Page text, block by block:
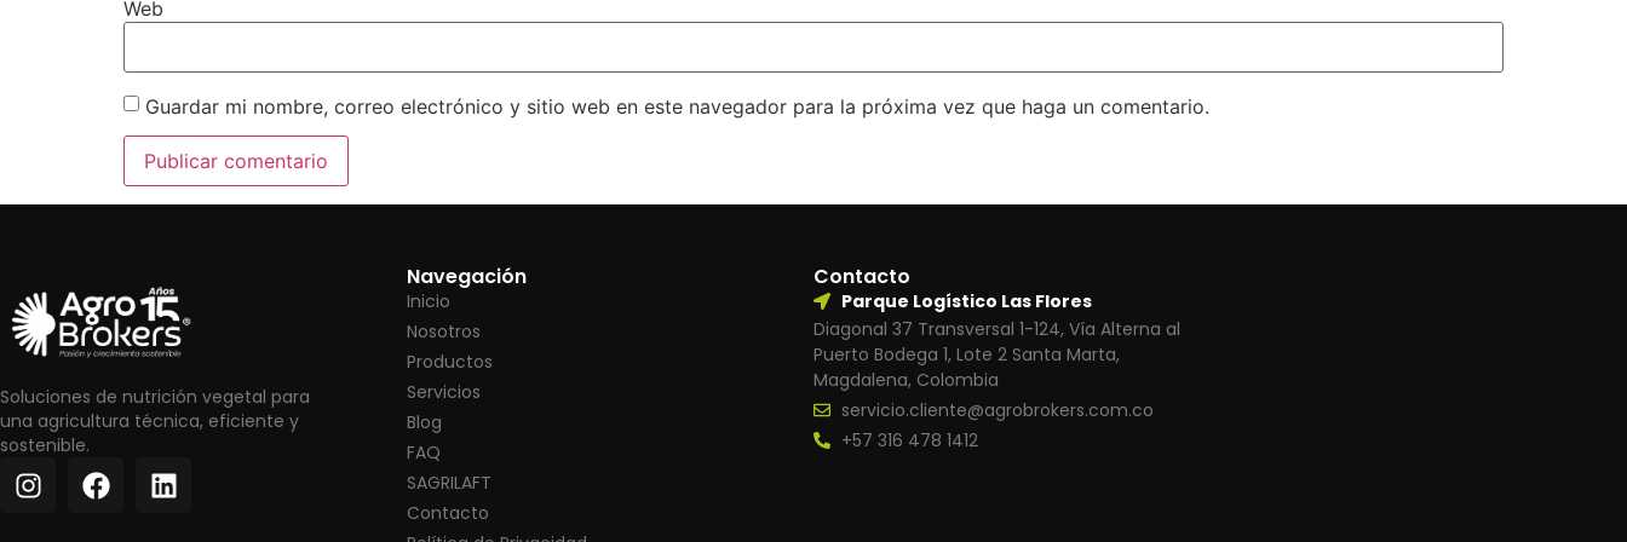
Web
Guardar mi nombre, correo electrónico y sitio web en este navegador para la próxima vez que haga un comentario.
Soluciones de nutrición vegetal para
una agricultura técnica, eficiente y
sostenible.
Navegación
Inicio
Nosotros
Productos
Servicios
Blog
FAQ
SAGRILAFT
Contacto
Contacto
Parque Logístico Las Flores
Diagonal 37 Transversal 1-124, Vía Alterna al
Puerto Bodega 1, Lote 2 Santa Marta,
Magdalena, Colombia
servicio.cliente@agrobrokers.com.co
+57 316 478 1412